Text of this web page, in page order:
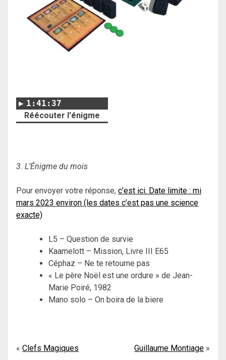
1:41:37
Réécouter l'énigme
3. L’Énigme du mois
Pour envoyer votre réponse, c’est ici. Date limite : mi
mars 2023 environ (les dates c’est pas une science
exacte)
L5 – Question de survie
Kaamelott – Mission, Livre III E65
Céphaz – Ne te retourne pas
« Le père Noël est une ordure » de Jean-
Marie Poiré, 1982
Mano solo – On boira de la biere
Navigation
Clefs Magiques Guillaume Montiage